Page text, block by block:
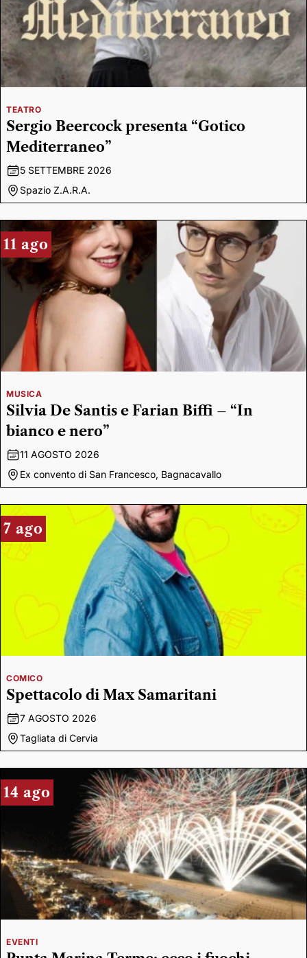
TEATRO
Sergio Beercock presenta “Gotico
Mediterraneo”
5 SETTEMBRE 2026
Spazio Z.A.R.A.
11 ago
MUSICA
Silvia De Santis e Farian Biffi – “In
bianco e nero”
11 AGOSTO 2026
Ex convento di San Francesco, Bagnacavallo
7 ago
COMICO
Spettacolo di Max Samaritani
7 AGOSTO 2026
Tagliata di Cervia
14 ago
EVENTI